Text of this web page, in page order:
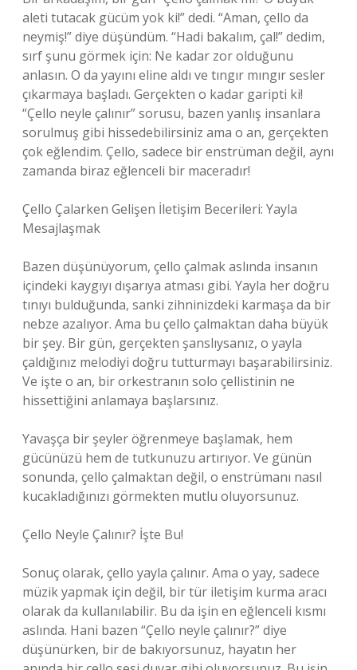
aleti tutacak gücüm yok ki!” dedi. “Aman, çello da
neymiş!” diye düşündüm. “Hadi bakalım, çal!” dedim,
sırf şunu görmek için: Ne kadar zor olduğunu
anlasın. O da yayını eline aldı ve tıngır mıngır sesler
çıkarmaya başladı. Gerçekten o kadar garipti ki!
“Çello neyle çalınır” sorusu, bazen yanlış insanlara
sorulmuş gibi hissedebilirsiniz ama o an, gerçekten
çok eğlendim. Çello, sadece bir enstrüman değil, aynı
zamanda biraz eğlenceli bir maceradır!
Çello Çalarken Gelişen İletişim Becerileri: Yayla
Mesajlaşmak
Bazen düşünüyorum, çello çalmak aslında insanın
içindeki kaygıyı dışarıya atması gibi. Yayla her doğru
tınıyı bulduğunda, sanki zihninizdeki karmaşa da bir
nebze azalıyor. Ama bu çello çalmaktan daha büyük
bir şey. Bir gün, gerçekten şanslıysanız, o yayla
çaldığınız melodiyi doğru tutturmayı başarabilirsiniz.
Ve işte o an, bir orkestranın solo çellistinin ne
hissettiğini anlamaya başlarsınız.
Yavaşça bir şeyler öğrenmeye başlamak, hem
gücünüzü hem de tutkunuzu artırıyor. Ve günün
sonunda, çello çalmaktan değil, o enstrümanı nasıl
kucakladığınızı görmekten mutlu oluyorsunuz.
Çello Neyle Çalınır? İşte Bu!
Sonuç olarak, çello yayla çalınır. Ama o yay, sadece
müzik yapmak için değil, bir tür iletişim kurma aracı
olarak da kullanılabilir. Bu da işin en eğlenceli kısmı
aslında. Hani bazen “Çello neyle çalınır?” diye
düşünürken, bir de bakıyorsunuz, hayatın her